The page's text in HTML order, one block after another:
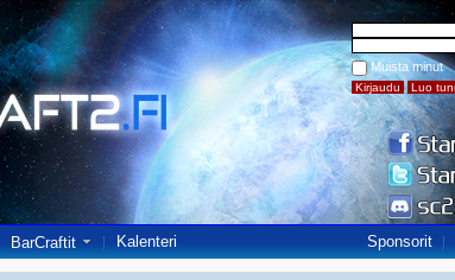
Muista minut
BarCraftit Kalenteri Sponsorit